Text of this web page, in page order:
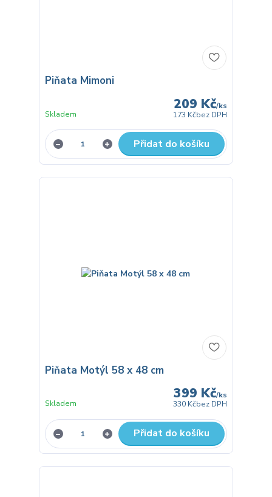
Piňata Mimoni
209 Kč/ks
173 Kčbez DPH
Skladem
Přidat do košíku
Piňata Motýl 58 x 48 cm
399 Kč/ks
330 Kčbez DPH
Skladem
Přidat do košíku